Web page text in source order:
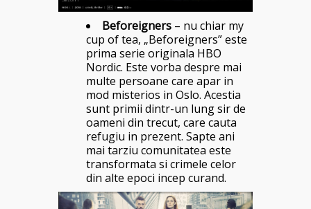
Beforeigners – nu chiar my
cup of tea, „Beforeigners” este
prima serie originala HBO
Nordic. Este vorba despre mai
multe persoane care apar in
mod misterios in Oslo. Acestia
sunt primii dintr-un lung sir de
oameni din trecut, care cauta
refugiu in prezent. Sapte ani
mai tarziu comunitatea este
transformata si crimele celor
din alte epoci incep curand.